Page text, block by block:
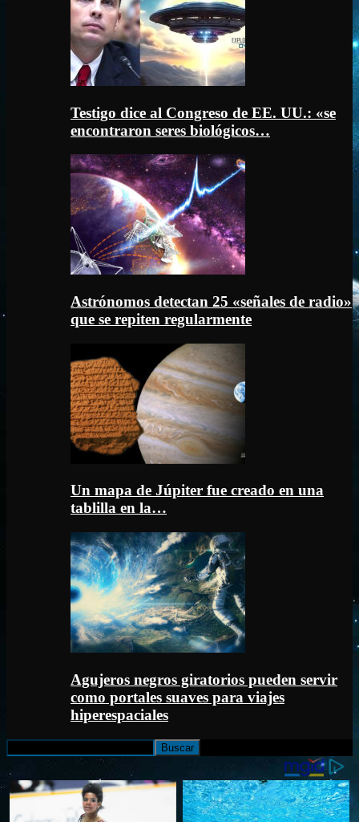
Testigo dice al Congreso de EE. UU.: «se
encontraron seres biológicos…
Astrónomos detectan 25 «señales de radio»
que se repiten regularmente
Un mapa de Júpiter fue creado en una
tablilla en la…
Agujeros negros giratorios pueden servir
como portales suaves para viajes
hiperespaciales